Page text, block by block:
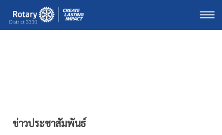
ข่าวประชาสัมพันธ์